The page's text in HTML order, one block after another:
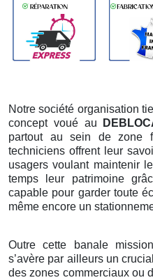
Notre société organisation
concept voué au
partout au sein de zone
techniciens offrent leur
usagers voulant maintenir
temps leur patrimoine
capable pour garder toute
même encore un
Outre cette banale
s’avère par ailleurs un
des zones commerciaux ou